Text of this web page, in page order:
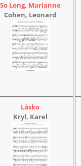
So Long, Marianne
Cohen, Leonard
Lásko
Kryl, Karel